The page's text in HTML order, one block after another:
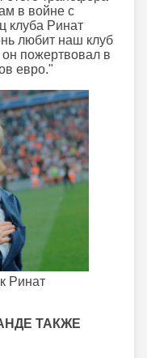
в войне с
клуба Ринат
любит наш клуб
пожертвовал в
евро."
Ринат
ТАКЖЕ